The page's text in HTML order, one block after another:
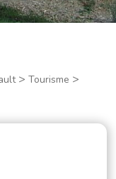
>Tourisme >